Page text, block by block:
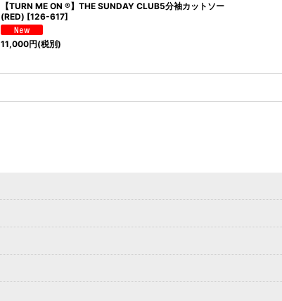
【TURN ME ON ®】THE SUNDAY CLUB5分袖カットソー
(RED) [126-617]
11,000円(税別)